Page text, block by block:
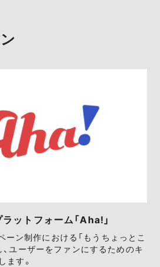
ットフォーム「Aha!」
ーン制作における「もうちょっとこ
、ユーザーをファンにするためのキ
ます。